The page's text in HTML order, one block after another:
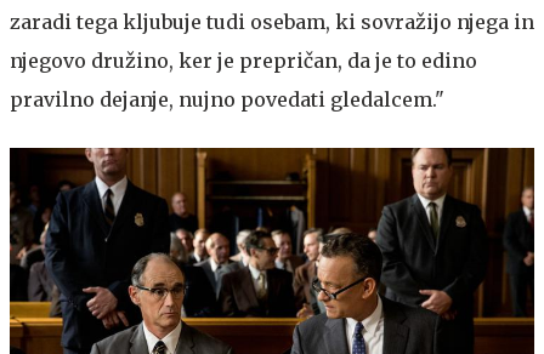
zaradi tega kljubuje tudi osebam, ki sovražijo njega in
njegovo družino, ker je prepričan, da je to edino
pravilno dejanje, nujno povedati gledalcem."